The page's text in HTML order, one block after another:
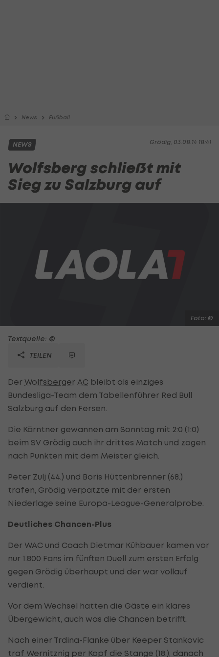
News Fußball
Grödig, 03.08.14 18:41
NEWS
Wolfsberg schließt mit
Sieg zu Salzburg auf
Foto: ©
Textquelle: ©
TEILEN
Der Wolfsberger AC bleibt als einziges
Bundesliga-Team dem Tabellenführer Red Bull
Salzburg auf den Fersen.
Die Kärntner gewannen am Sonntag mit 2:0 (1:0)
beim SV Grödig auch ihr drittes Match und zogen
nach Punkten mit dem Meister gleich.
Peter Zulj (44.) und Boris Hüttenbrenner (68.)
trafen, Grödig verpatzte mit der ersten
Niederlage seine Europa-League-Generalprobe.
Deutliches Chancen-Plus
Der WAC und Coach Dietmar Kühbauer kamen vor
nur 1.800 Fans im fünften Duell zum ersten Erfolg
gegen Grödig überhaupt und der war vollauf
verdient.
Vor dem Wechsel hatten die Gäste ein klares
Übergewicht, auch was die Chancen betrifft.
Nach einer Trdina-Flanke über Keeper Stankovic
traf Wernitznig per Kopf die Stange (18.), danach